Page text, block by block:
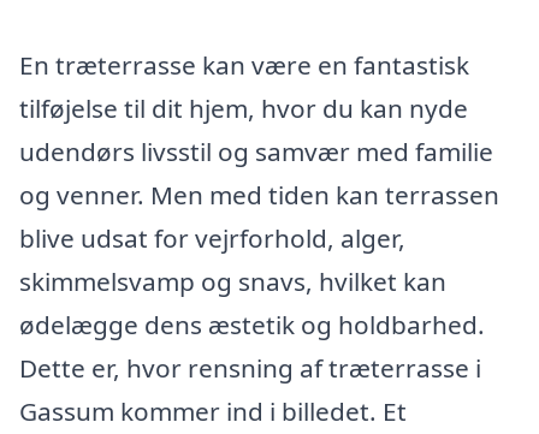
En træterrasse kan være en fantastisk
tilføjelse til dit hjem, hvor du kan nyde
udendørs livsstil og samvær med familie
og venner. Men med tiden kan terrassen
blive udsat for vejrforhold, alger,
skimmelsvamp og snavs, hvilket kan
ødelægge dens æstetik og holdbarhed.
Dette er, hvor rensning af træterrasse i
Gassum kommer ind i billedet. Et